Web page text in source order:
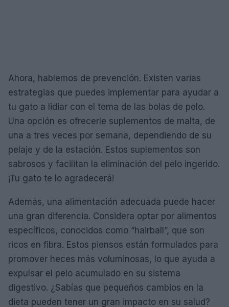
Ahora, hablemos de prevención. Existen varias
estrategias que puedes implementar para ayudar a
tu gato a lidiar con el tema de las bolas de pelo.
Una opción es ofrecerle suplementos de malta, de
una a tres veces por semana, dependiendo de su
pelaje y de la estación. Estos suplementos son
sabrosos y facilitan la eliminación del pelo ingerido.
¡Tu gato te lo agradecerá!
Además, una alimentación adecuada puede hacer
una gran diferencia. Considera optar por alimentos
específicos, conocidos como “hairball”, que son
ricos en fibra. Estos piensos están formulados para
promover heces más voluminosas, lo que ayuda a
expulsar el pelo acumulado en su sistema
digestivo. ¿Sabías que pequeños cambios en la
dieta pueden tener un gran impacto en su salud?